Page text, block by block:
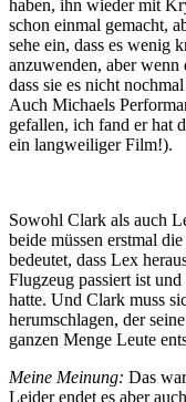
haben, ihn wieder mit
schon einmal gemacht,
sehe ein, dass es wenig
anzuwenden, aber
dass sie es nicht
Auch Michaels
gefallen, ich fand er hat
ein langweiliger Film!).
Sowohl Clark als auch
beide müssen erstmal
bedeutet, dass Lex
Flugzeug passiert ist
hatte. Und Clark muss
herumschlagen, der
ganzen Menge Leute
Meine Meinung: Das
Leider endet es aber